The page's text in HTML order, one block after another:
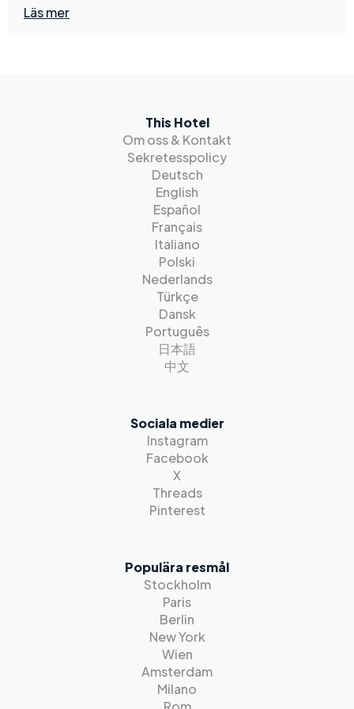
Läs mer
This Hotel
Om oss & Kontakt
Sekretesspolicy
Deutsch
English
Español
Français
Italiano
Polski
Nederlands
Türkçe
Dansk
Português
日本語
中文
Sociala medier
Instagram
Facebook
X
Threads
Pinterest
Populära resmål
Stockholm
Paris
Berlin
New York
Wien
Amsterdam
Milano